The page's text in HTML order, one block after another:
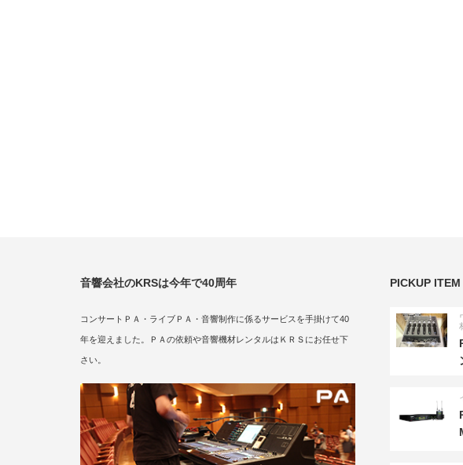
音響会社のKRSは今年で40周年
コンサートＰＡ・ライブＰＡ・音響制作に係るサービスを手掛けて40
年を迎えました。ＰＡの依頼や音響機材レンタルはＫＲＳにお任せ下
さい。
PICKUP ITEM